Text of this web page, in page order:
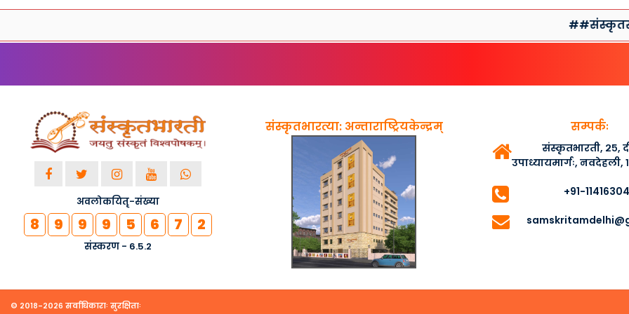
अवलोकयितृ-संख्या
8 9 9 9 5 6 7 2
संस्करण - 6.5.2
संस्कृतभारत्या: अन्ताराष्ट्रियकेन्द्रम् सम्पर्कः
संस्कृतभारती, २५,
उपाध्यायमार्गः, नवदेहली,
+91-
© २०१८-२०२६ सर्वाधिकाराः सुरक्षिताः